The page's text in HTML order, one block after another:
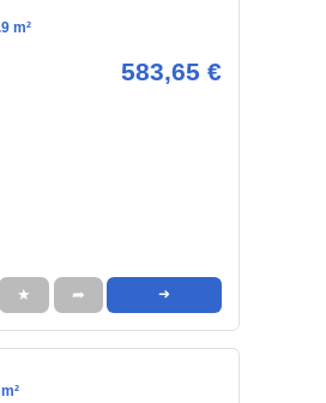
m²
583,65 €
★ ➦ ➜